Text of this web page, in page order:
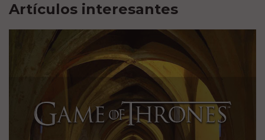
Artículos interesantes